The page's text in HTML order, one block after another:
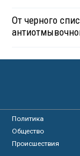
От черного
Политика
Общество
Происшествия